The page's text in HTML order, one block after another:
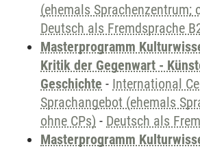
(ehemals Sprachenzentrum;
Deutsch als Fremdsprache
Masterprogramm
Kritik der Gegenwart -
Geschichte - International
Sprachangebot (ehemals
ohne CPs) - Deutsch als
Masterprogramm